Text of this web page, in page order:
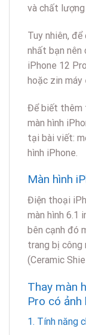
và chất lượng
Tuy nhiên,
nhất bạn nên
iPhone 12 Pro
hoặc zin máy
Để biết thêm
màn hình
tại bài viết:
hình iPhone.
Màn hình
Điện thoại
màn hình 6.1
bên cạnh đó
trang bị công
(Ceramic
Thay màn
Pro có ảnh
1. Tính năng